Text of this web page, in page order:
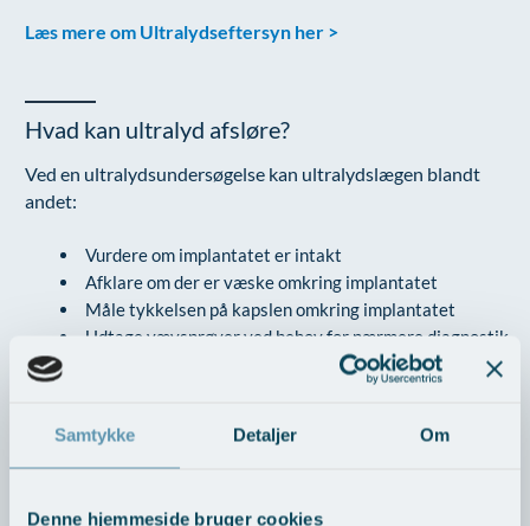
Samtykke Detaljer Om
Denne hjemmeside bruger cookies
Læs mere om Ultralydseftersyn her >
Hvad kan ultralyd afsløre?
Ved en ultralydsundersøgelse kan ultralydslægen blandt
andet:
Vurdere om implantatet er intakt
Afklare om der er væske omkring implantatet
Måle tykkelsen på kapslen omkring implantatet
Udtage vævsprøver ved behov for nærmere diagnostik
Der kan dog være en mindre usikkerhed ved vurdering af
vanskelige at opdage med ultralyd.